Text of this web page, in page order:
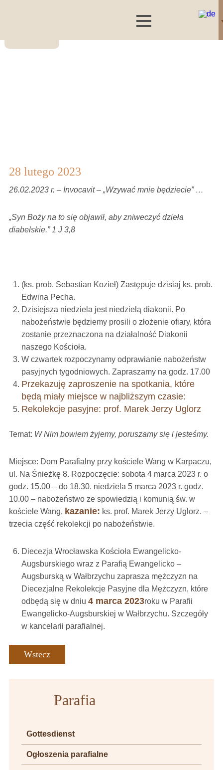
28 lutego 2023
26.02.2023 r. – Invocavit – „Wzywać mnie będziecie” …
„Syn Boży na to się objawił, aby zniweczyć dzieła
diabelskie.” 1 J 3,8
(ks. prob. Sebastian Kozieł) Zastępuje dzisiaj ks. prob.
Edwina Pecha.
Dzisiejsza niedziela jest niedzielą diakonii. Po
nabożeństwie będziemy prosili o złożenie ofiary, która
zostanie przeznaczona na działalność Diakonii
naszego Kościoła.
W czwartek rozpoczynamy odprawianie nabożeństw
pasyjnych tygodniowych. Zapraszamy na godz. 17.00
Przekazuję zaproszenie na spotkania, które
będą miały miejsce w najbliższym czasie:
Rekolekcje pasyjne: prof. Marek Jerzy Uglorz
Temat: W Nim bowiem żyjemy, poruszamy się i jesteśmy.
Miejsce: Dom Parafialny przy kościele Wang w Karpaczu,
ul. Na Śnieżkę 8. Rozpoczęcie: sobota 4 marca 2023 r. o
godz. 15.00 – do 18.30. niedziela 5 marca 2023 r. godz.
10.00 – nabożeństwo ze spowiedzią i komunią św. w
kościele Wang, kazanie: ks. prof. Marek Jerzy Uglorz. –
trzecia część rekolekcji po nabożeństwie.
Diecezja Wrocławska Kościoła Ewangelicko-
Augsburskiego wraz z Parafią Ewangelicko –
Augsburską w Wałbrzychu zaprasza mężczyzn na
Diecezjalne Rekolekcje Pasyjne dla Mężczyzn, które
odbędą się w dniu 4 marca 2023roku w Parafii
Ewangelicko-Augsburskiej w Wałbrzychu. Szczegóły
w kancelarii parafialnej.
Wstecz
Parafia
Gottesdienst
Ogłoszenia parafialne